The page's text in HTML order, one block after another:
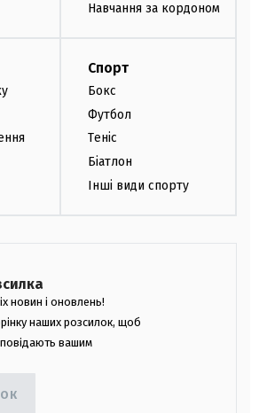
Навчання за кордоном
Спорт
Бокс
Футбол
Теніс
Біатлон
Інші види спорту
новин і оновлень!
наших розсилок, щоб
вашим